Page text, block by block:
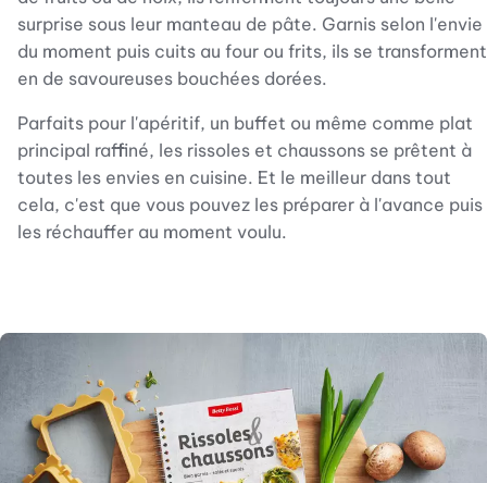
surprise sous leur manteau de pâte. Garnis selon l'envie
du moment puis cuits au four ou frits, ils se transforment
en de savoureuses bouchées dorées.
Parfaits pour l'apéritif, un buffet ou même comme plat
principal raffiné, les rissoles et chaussons se prêtent à
toutes les envies en cuisine. Et le meilleur dans tout
cela, c'est que vous pouvez les préparer à l'avance puis
les réchauffer au moment voulu.